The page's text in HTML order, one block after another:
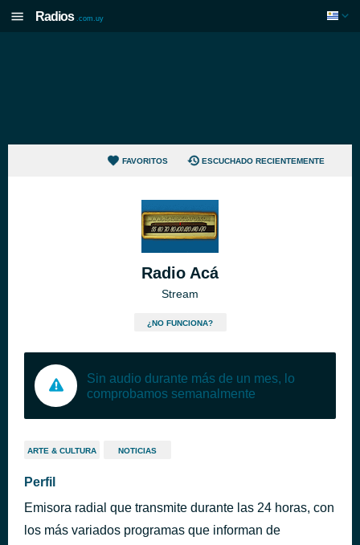
Radios .com.uy
FAVORITOS ESCUCHADO RECIENTEMENTE
Radio Acá
Stream
¿NO FUNCIONA?
Sin audio durante más de un mes, lo
comprobamos semanalmente
ARTE & CULTURA NOTICIAS
Perfil
Emisora radial que transmite durante las 24 horas, con
los más variados programas que informan de